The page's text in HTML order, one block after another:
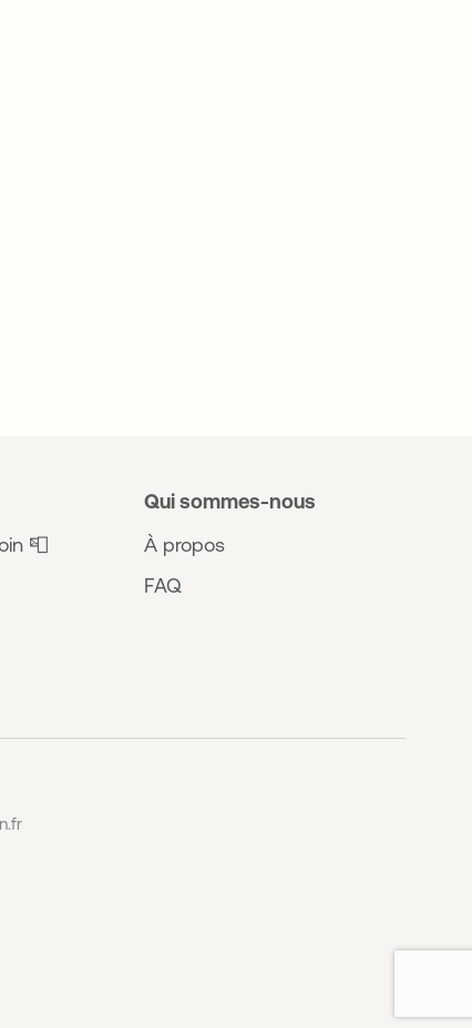
📮
Qui sommes-nous
À propos
FAQ